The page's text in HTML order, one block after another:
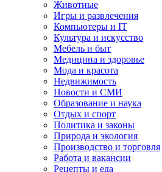
Животные
Игры и развлечения
Компьютеры и IT
Культура и искусство
Мебель и быт
Медицина и здоровье
Мода и красота
Недвижимость
Новости и СМИ
Образование и наука
Отдых и спорт
Политика и законы
Природа и экология
Производство и торговля
Работа и вакансии
Рецепты и еда